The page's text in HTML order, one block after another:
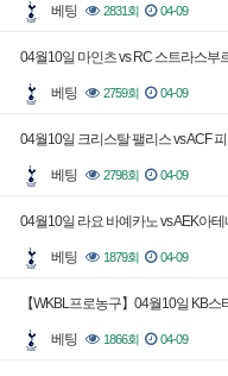
베팅 2831회 04-09
04월10일 마인츠 vs RC 스트라스
베팅 2759회 04-09
04월10일 크리스탈 팰리스 vs ACF
베팅 2798회 04-09
04월10일 라요 바예카노 vs AEK아
베팅 1879회 04-09
【WKBL프로농구】04월10일 KB
베팅 1866회 04-09